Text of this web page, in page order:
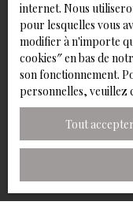
internet. Nous
pour lesquelles vous
modifier à n'importe
cookies″ en bas de
son fonctionnement.
personnelles, veuillez
Tout accepter